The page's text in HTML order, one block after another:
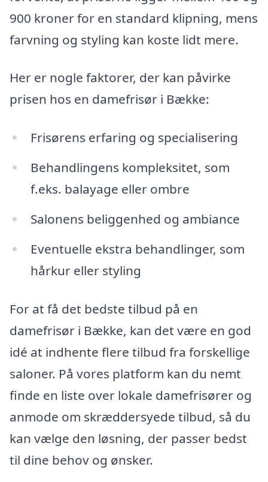
900 kroner for en standard klipning, mens
farvning og styling kan koste lidt mere.
Her er nogle faktorer, der kan påvirke
prisen hos en damefrisør i Bække:
Frisørens erfaring og specialisering
Behandlingens kompleksitet, som
f.eks. balayage eller ombre
Salonens beliggenhed og ambiance
Eventuelle ekstra behandlinger, som
hårkur eller styling
For at få det bedste tilbud på en
damefrisør i Bække, kan det være en god
idé at indhente flere tilbud fra forskellige
saloner. På vores platform kan du nemt
finde en liste over lokale damefrisører og
anmode om skræddersyede tilbud, så du
kan vælge den løsning, der passer bedst
til dine behov og ønsker.